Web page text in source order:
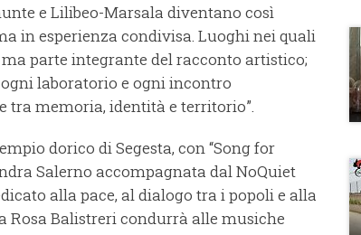
e Lilibeo-Marsala diventano così
in esperienza condivisa. Luoghi nei quali
parte integrante del racconto artistico;
laboratorio e ogni incontro
memoria, identità e territorio”.
dorico di Segesta, con “Song for
Salerno accompagnata dal NoQuiet
alla pace, al dialogo tra i popoli e alla
Rosa Balistreri condurrà alle musiche